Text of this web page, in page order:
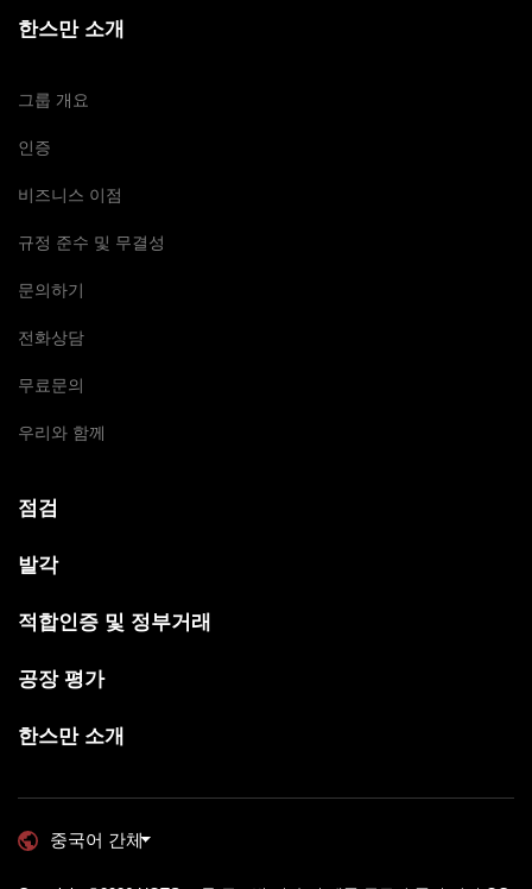
한스만 소개
그룹 개요
인증
비즈니스 이점
규정 준수 및 무결성
문의하기
전화상담
무료문의
우리와 함께
점검
발각
적합인증 및 정부거래
공장 평가
한스만 소개
중국어 간체